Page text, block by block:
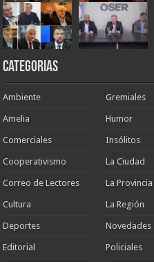
Categorias
Ambiente
Amelia
Comerciales
Cooperativismo
Correo de Lectores
Cultura
Deportes
Editorial
Gremiales
Humor
Insólitos
La Ciudad
La Provincia
La Región
Novedades
Policiales